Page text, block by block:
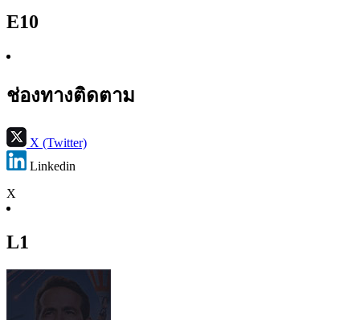
E10
ช่องทางติดตาม
X (Twitter)
Linkedin
X
L1